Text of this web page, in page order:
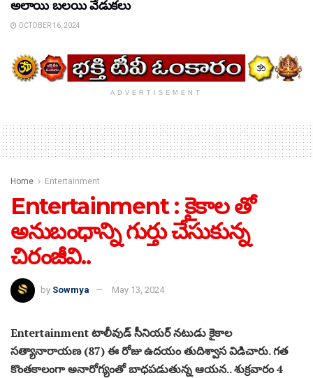
అలాయి బలయి వేడుకలు
OCTOBER 16, 2024
ADVERTISEMENT
Home Entertainment
Entertainment : కైకాల తో
అనుబంధాన్ని గుర్తు చేసుకున్న
చిరంజీవి..
by Sowmya May 13, 2024
Entertainment టాలీవుడ్ సీనియర్ నటుడు కైకాల
సత్యానారాయణ (87) ఈ రోజు ఉదయం తుదిశ్వాస విడిచారు. గత
కొంతకాలంగా అనారోగ్యంతో బాధపడుతున్న ఆయన.. శుక్రవారం 4